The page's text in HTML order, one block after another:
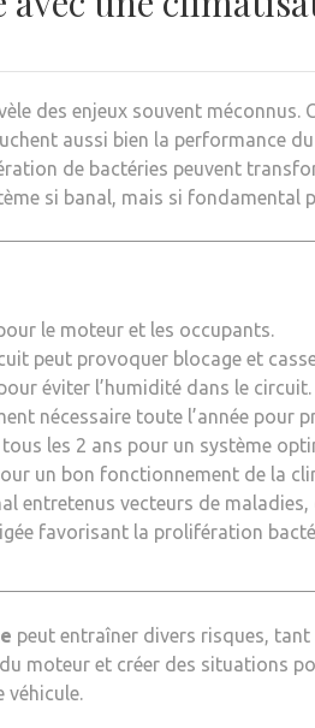
des enjeux souvent
aussi bien la performance
de bactéries peuvent
si banal, mais si fondamental
le moteur et les occupants.
peut provoquer blocage et
éviter l’humidité dans le circuit.
nécessaire toute l’année pour
les 2 ans pour un système
un bon fonctionnement de la
entretenus vecteurs de maladies,
favorisant la prolifération
peut entraîner divers risques,
moteur et créer des situations
véhicule.